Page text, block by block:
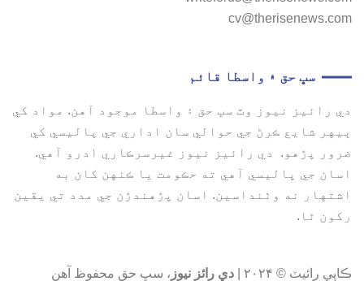
cv@therisenews.com
سڀ حق ۽ واسطا قائم
دي رائيز نيوز وٽ سڀ حق ۽ واسطا موجود آهن. مواد کي
ٻيهر شايع ڪرڻ جي حوالي سان اداري جي پاليسي کي
ضرور پڙهو. دي رائيز نيوز غيرسرڪاري ادرو آهي.
اسان جي پاليسي آهي ته حڪومت يا ڪنهن کان به
اشتهار نه وٺنداسين. اسان پڙهندڙن جي مدد تي يقين
رکون ٿا.
ڪاپي رائيٽ © ۲۰۲۴ | دي رائز نيوز ، سڀ حق محفوظ آهن